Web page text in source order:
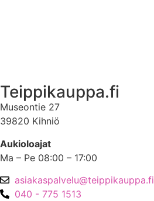
Teippikauppa.fi
Museontie 27
39820 Kihniö
Aukioloajat
Ma – Pe 08:00 – 17:00
asiakaspalvelu@teippikauppa.fi
040 - 775 1513